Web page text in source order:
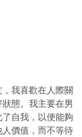
我喜歡在人際關
態。我主要在男
自我，以便能夠
價值，而不等待